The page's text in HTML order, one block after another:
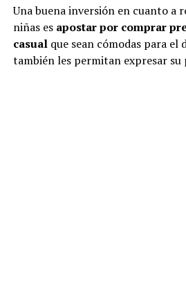
Una buena inversión en cuanto a
niñas es apostar por comprar
casualque sean cómodas para el
también les permitan expresar su